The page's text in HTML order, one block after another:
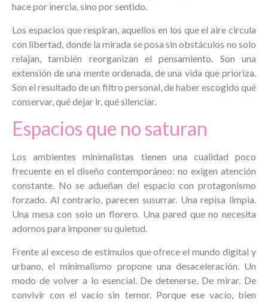
hace por inercia, sino por sentido.
Los espacios que respiran, aquellos en los que el aire circula
con libertad, donde la mirada se posa sin obstáculos no solo
relajan, también reorganizan el pensamiento. Son una
extensión de una mente ordenada, de una vida que prioriza.
Son el resultado de un filtro personal, de haber escogido qué
conservar, qué dejar ir, qué silenciar.
Espacios que no saturan
Los ambientes minimalistas tienen una cualidad poco
frecuente en el diseño contemporáneo: no exigen atención
constante. No se adueñan del espacio con protagonismo
forzado. Al contrario, parecen susurrar. Una repisa limpia.
Una mesa con solo un florero. Una pared que no necesita
adornos para imponer su quietud.
Frente al exceso de estímulos que ofrece el mundo digital y
urbano, el minimalismo propone una desaceleración. Un
modo de volver a lo esencial. De detenerse. De mirar. De
convivir con el vacío sin temor. Porque ese vacío, bien